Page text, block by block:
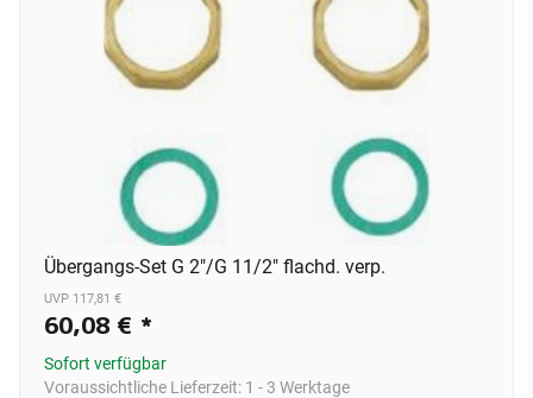
Übergangs-Set G 2"/G 11/2" flachd. verp.
UVP 117,81 €
60,08 € *
Sofort verfügbar
Voraussichtliche Lieferzeit: 1 - 3 Werktage